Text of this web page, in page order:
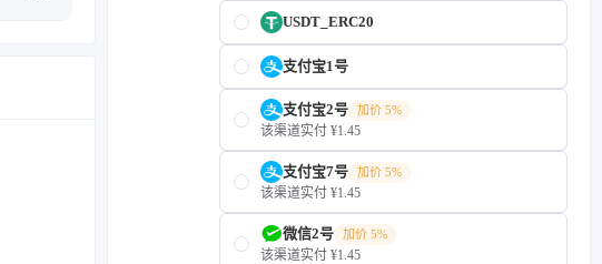
USDT_ERC20
支付宝1号
支付宝2号 加价 5%
该渠道实付 ¥1.45
支付宝7号 加价 5%
该渠道实付 ¥1.45
微信2号 加价 5%
该渠道实付 ¥1.45